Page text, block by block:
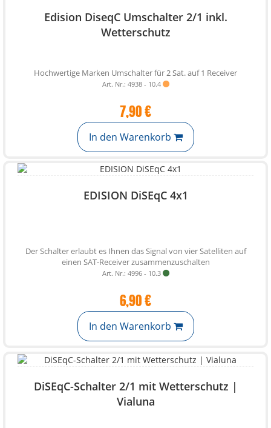
Edision DiseqC Umschalter 2/1 inkl.
Wetterschutz
Hochwertige Marken Umschalter für 2 Sat. auf 1 Receiver
Art. Nr.: 4938 - 10.4
7,90 €
In den Warenkorb
EDISION DiSEqC 4x1
Der Schalter erlaubt es Ihnen das Signal von vier Satelliten auf
einen SAT-Receiver zusammenzuschalten
Art. Nr.: 4996 - 10.3
6,90 €
In den Warenkorb
DiSEqC-Schalter 2/1 mit Wetterschutz |
Vialuna